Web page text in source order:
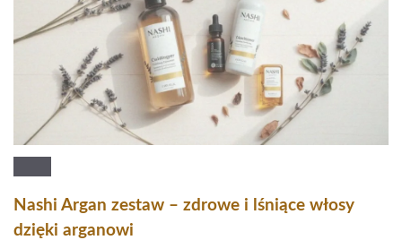
Nashi Argan zestaw – zdrowe i lśniące włosy
dzięki arganowi